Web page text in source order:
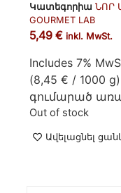
Կատեգորիա ՆՈՐ
GOURMET LAB
5,49€ inkl. MwSt.
Includes 7%
(8,45€ / 1000 g)
գումարած
Out of stock
Ավելացնել